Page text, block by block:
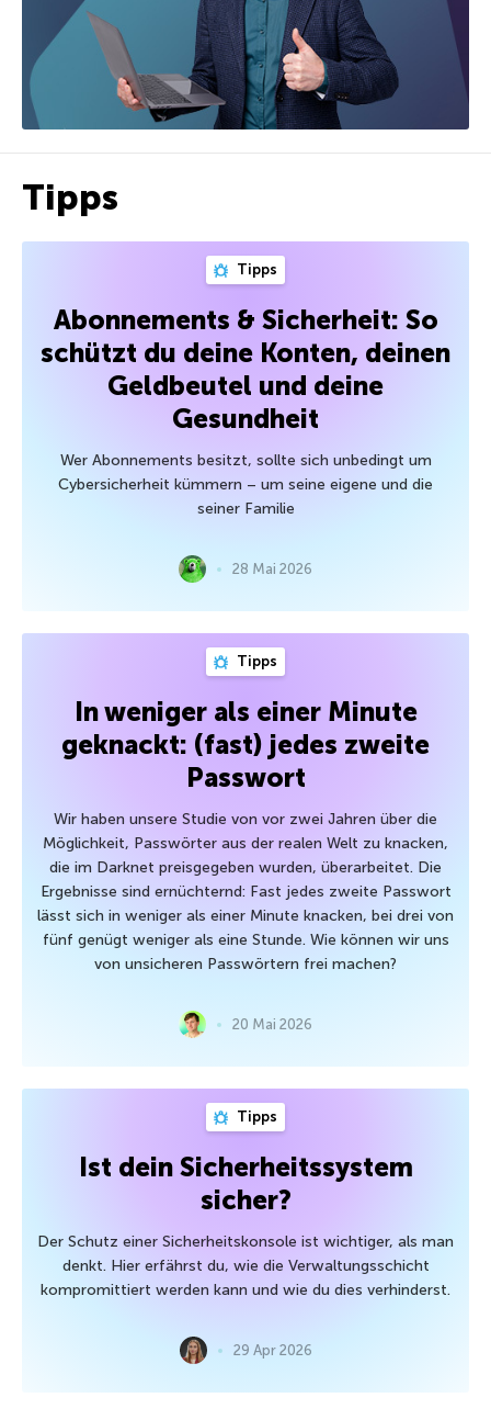
Tipps
Tipps
Abonnements & Sicherheit: So
schützt du deine Konten, deinen
Geldbeutel und deine
Gesundheit
Wer Abonnements besitzt, sollte sich unbedingt um
Cybersicherheit kümmern – um seine eigene und die
seiner Familie
28 Mai 2026
Tipps
In weniger als einer Minute
geknackt: (fast) jedes zweite
Passwort
Wir haben unsere Studie von vor zwei Jahren über die
Möglichkeit, Passwörter aus der realen Welt zu knacken,
die im Darknet preisgegeben wurden, überarbeitet. Die
Ergebnisse sind ernüchternd: Fast jedes zweite Passwort
lässt sich in weniger als einer Minute knacken, bei drei von
fünf genügt weniger als eine Stunde. Wie können wir uns
von unsicheren Passwörtern frei machen?
20 Mai 2026
Tipps
Ist dein Sicherheitssystem
sicher?
Der Schutz einer Sicherheitskonsole ist wichtiger, als man
denkt. Hier erfährst du, wie die Verwaltungsschicht
kompromittiert werden kann und wie du dies verhinderst.
29 Apr 2026